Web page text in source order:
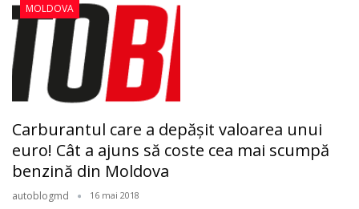
MOLDOVA
Carburantul care a depăşit valoarea unui
euro! Cât a ajuns să coste cea mai scumpă
benzină din Moldova
autoblogmd 16 mai 2018